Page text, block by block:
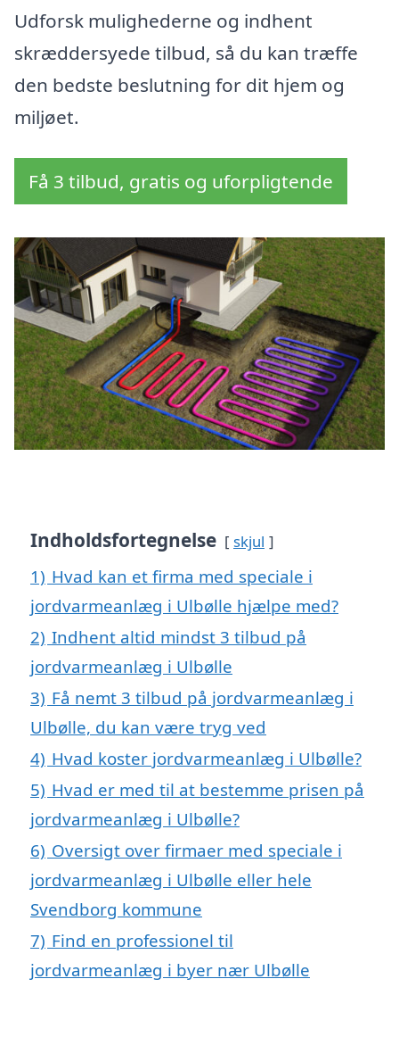
Udforsk mulighederne og indhent
skræddersyede tilbud, så du kan træffe
den bedste beslutning for dit hjem og
miljøet.
Få 3 tilbud, gratis og uforpligtende
Indholdsfortegnelse skjul
1) Hvad kan et firma med speciale i
jordvarmeanlæg i Ulbølle hjælpe med?
2) Indhent altid mindst 3 tilbud på
jordvarmeanlæg i Ulbølle
3) Få nemt 3 tilbud på jordvarmeanlæg i
Ulbølle, du kan være tryg ved
4) Hvad koster jordvarmeanlæg i Ulbølle?
5) Hvad er med til at bestemme prisen på
jordvarmeanlæg i Ulbølle?
6) Oversigt over firmaer med speciale i
jordvarmeanlæg i Ulbølle eller hele
Svendborg kommune
7) Find en professionel til
jordvarmeanlæg i byer nær Ulbølle